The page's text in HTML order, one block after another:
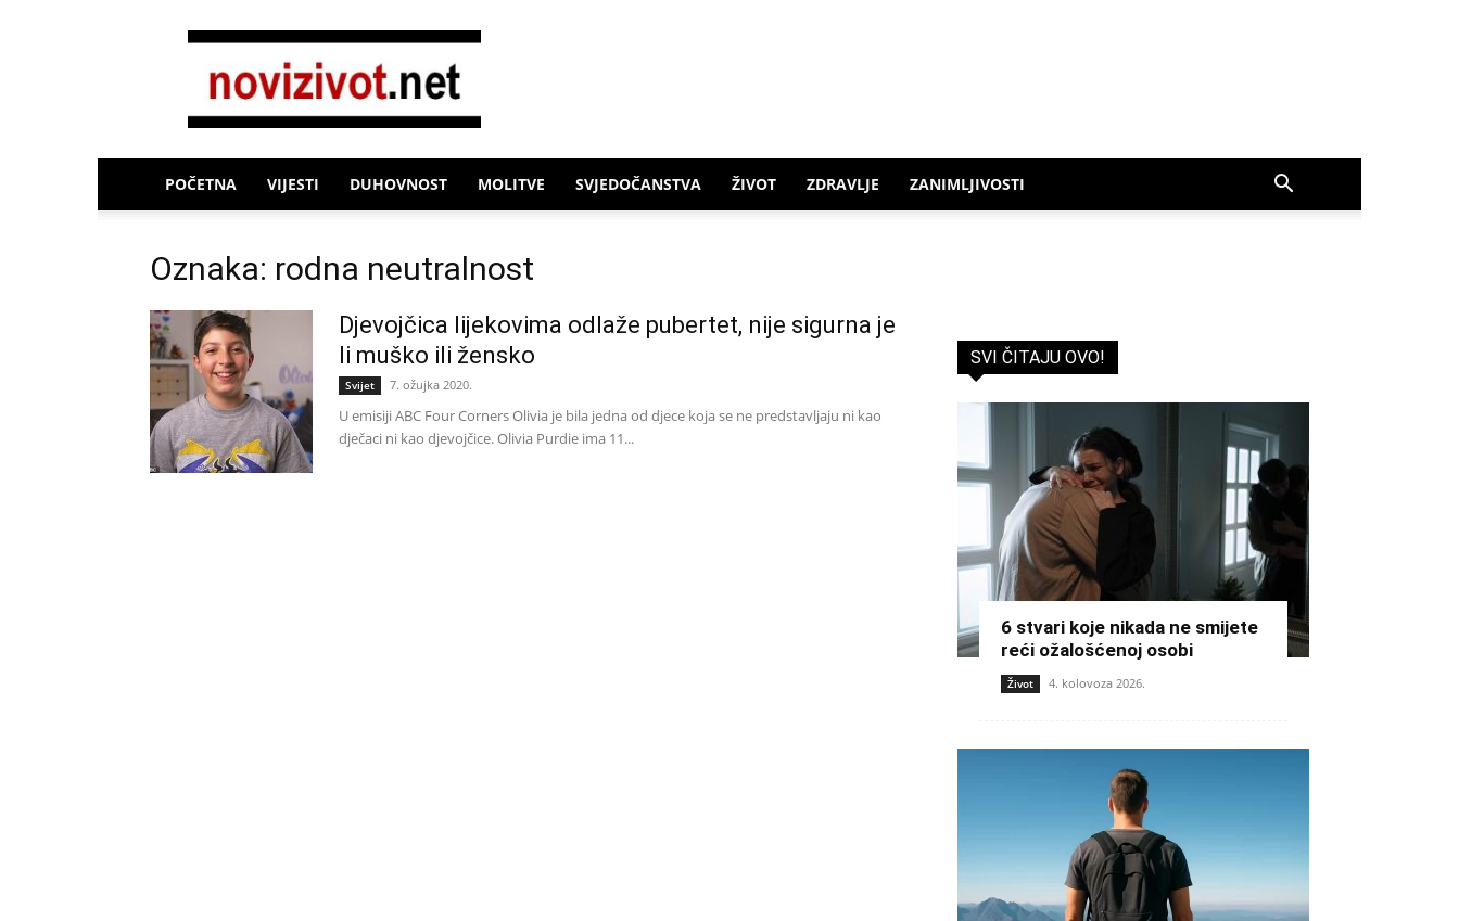
Novi
POČETNA VIJESTI DUHOVNOST MOLITVE SVJEDOČANSTVA ŽIVOT ZDRAVLJE ZANIMLJIVOSTI
Oznaka: rodna neutralnost
Djevojčica lijekovima odlaže pubertet, nije sigurna je
li muško ili žensko
Svijet 7. ožujka 2020.
U emisiji ABC Four Corners Olivia je bila jedna od djece koja se ne predstavljaju ni kao
dječaci ni kao djevojčice. Olivia Purdie ima 11...
SVI ČITAJU OVO!
6 stvari koje nikada ne smijete
reći ožalošćenoj osobi
Život 4. kolovoza 2026.